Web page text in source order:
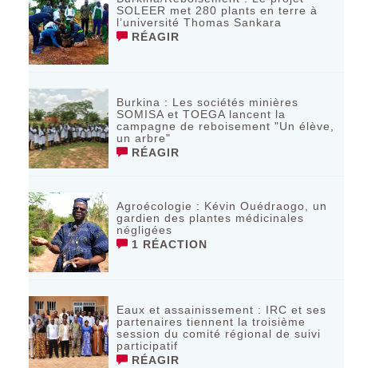
SOLEER met 280 plants en terre à
l’université Thomas Sankara
RÉAGIR
Burkina : Les sociétés minières
SOMISA et TOEGA lancent la
campagne de reboisement "Un élève,
un arbre"
RÉAGIR
Agroécologie : Kévin Ouédraogo, un
gardien des plantes médicinales
négligées
1 RÉACTION
Eaux et assainissement : IRC et ses
partenaires tiennent la troisième
session du comité régional de suivi
participatif
RÉAGIR